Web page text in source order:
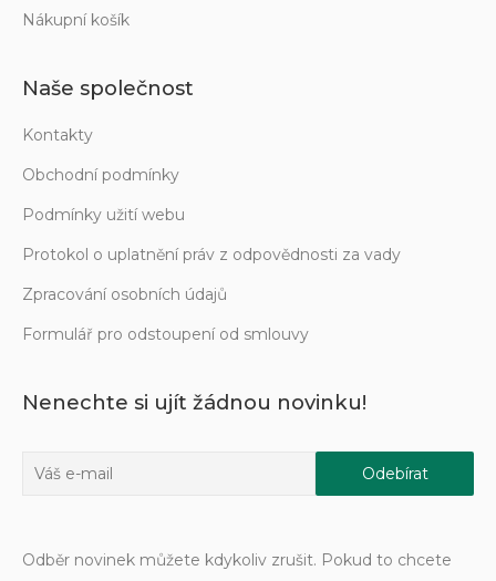
Nákupní košík
Naše společnost
Kontakty
Obchodní podmínky
Podmínky užití webu
Protokol o uplatnění práv z odpovědnosti za vady
Zpracování osobních údajů
Formulář pro odstoupení od smlouvy
Nenechte si ujít žádnou novinku!
Odběr novinek můžete kdykoliv zrušit. Pokud to chcete